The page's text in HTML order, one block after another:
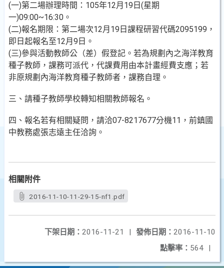
(一)第二場辦理時間：105年12月19日(星期
一)09:00~16:30。
(二)報名期限：第二場次12月19日課程研習代碼2095199，
即日起報名至12月9日。
(三)參與活動教師公（差）假登記。若為規劃內之海洋教育
種子教師，課務可派代，代課費用由本計畫經費支應；若
非原規劃內海洋教育種子教師者，課務自理。
三、請種子教師學校轉知相關教師報名。
四、報名若有相關疑問，請洽07-8217677分機11，前鎮國
中教務處張志遠主任洽詢。
相關附件
2016-11-10-11-29-15-nf1.pdf
發佈日期： 2016-11-10
下架日期： 2016-11-21
|
點擊率： 564 |